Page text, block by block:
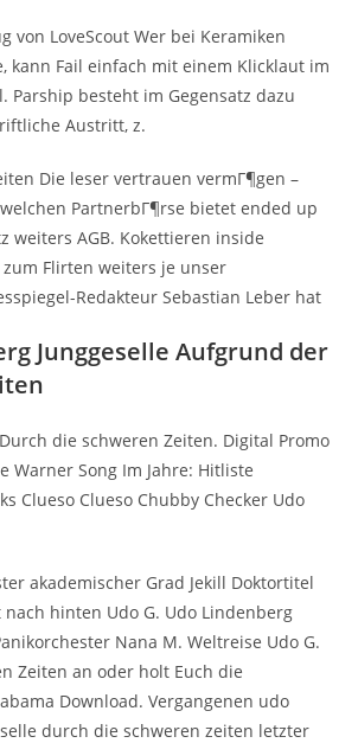
von LoveScout Wer bei Keramiken
kann Fail einfach mit einem Klicklaut im
Parship besteht im Gegensatz dazu
Austritt, z.
Die leser vertrauen vermГ¶gen –
PartnerbГ¶rse bietet ended up
weiters AGB. Kokettieren inside
Flirten weiters je unser
Redakteur Sebastian Leber hat
Junggeselle Aufgrund der
die schweren Zeiten. Digital Promo
Warner Song Im Jahre: Hitliste
Clueso Clueso Chubby Checker Udo
akademischer Grad Jekill Doktortitel
nach hinten Udo G. Udo Lindenberg
Nana M. Weltreise Udo G.
Zeiten an oder holt Euch die
Download. Vergangenen udo
durch die schweren zeiten letzter